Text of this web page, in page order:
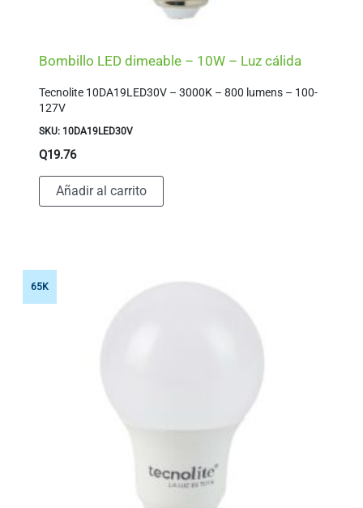
Bombillo LED dimeable – 10W – Luz cálida
Tecnolite 10DA19LED30V – 3000K – 800 lumens – 100-
127V
SKU: 10DA19LED30V
Q19.76
Añadir al carrito
65K